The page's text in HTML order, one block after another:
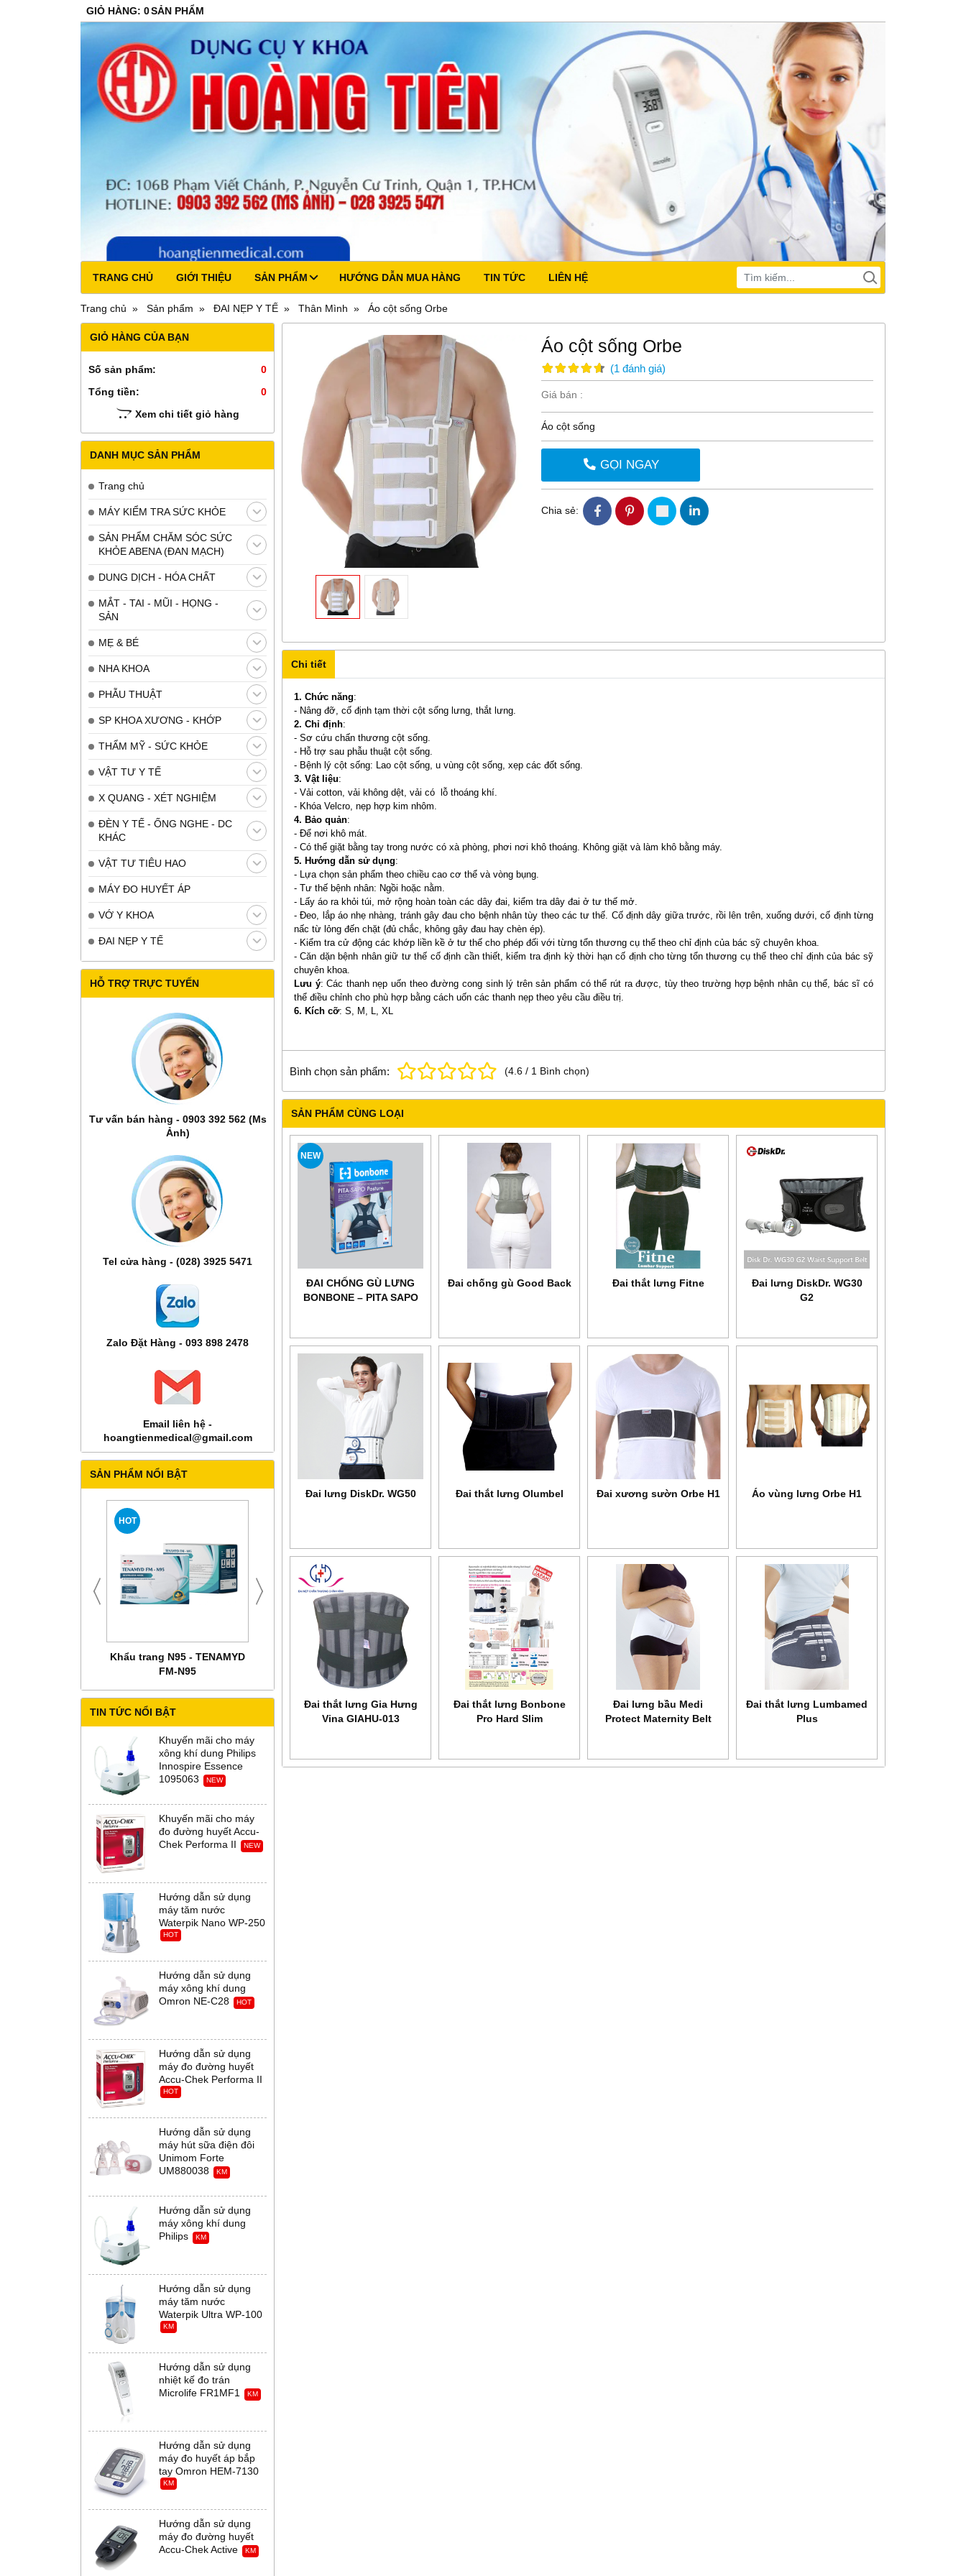
GIỎ HÀNG: 0SẢN PHẨM
TRANG CHỦ GIỚI THIỆU SẢN PHẨM HƯỚNG DẪN MUA HÀNG TIN TỨC LIÊN HỆ
Trang chủ Sản phẩm ĐAI NẸP Y TẾ Thân Mình Áo cột sống Orbe
GIỎ HÀNG CỦA BẠN
Số sản phẩm:
0
Tổng tiền:
0
Xem chi tiết giỏ hàng
DANH MỤC SẢN PHẨM
Trang chủ
MÁY KIỂM TRA SỨC KHỎE
SẢN PHẨM CHĂM SÓC SỨC
KHỎE ABENA (ĐAN MẠCH)
DUNG DỊCH - HÓA CHẤT
MẮT - TAI - MŨI - HỌNG -
SẢN
MẸ & BÉ
NHA KHOA
PHẪU THUẬT
SP KHOA XƯƠNG - KHỚP
THẨM MỸ - SỨC KHỎE
VẬT TƯ Y TẾ
X QUANG - XÉT NGHIỆM
ĐÈN Y TẾ - ỐNG NGHE - DC
KHÁC
VẬT TƯ TIÊU HAO
MÁY ĐO HUYẾT ÁP
VỚ Y KHOA
ĐAI NẸP Y TẾ
HỖ TRỢ TRỰC TUYẾN
Tư vấn bán hàng - 0903 392 562 (Ms
Ảnh)
Tel cửa hàng - (028) 3925 5471
Zalo Đặt Hàng - 093 898 2478
Email liên hệ -
hoangtienmedical@gmail.com
SẢN PHẨM NỔI BẬT
HOT
Khẩu trang N95 - TENAMYD
FM-N95
Bộ trang phục phòng dịch
Thời Thanh Bình
Phun sát khuẩn toàn thân
ASFA
Dụng cụ tập thở BIOHEALTH Máy xông khí dung siêu âm
SANITY AP 2717 PRO
Máy xông khí dung Microlife
TIN TỨC NỔI BẬT
Khuyến mãi cho máy
xông khí dung Philips
Innospire Essence
1095063
NEW
Khuyến mãi cho máy
đo đường huyết Accu-
Chek Performa II
NEW
Hướng dẫn sử dụng
máy tăm nước
Waterpik Nano WP-250
HOT
Hướng dẫn sử dụng
máy xông khí dung
Omron NE-C28
HOT
Hướng dẫn sử dụng
máy đo đường huyết
Accu-Chek Performa II
HOT
Hướng dẫn sử dụng
máy hút sữa điện đôi
Unimom Forte
UM880038
KM
Hướng dẫn sử dụng
máy xông khí dung
Philips
KM
Hướng dẫn sử dụng
máy tăm nước
Waterpik Ultra WP-100
KM
Hướng dẫn sử dụng
nhiệt kế đo trán
Microlife FR1MF1
KM
Hướng dẫn sử dụng
máy đo huyết áp bắp
tay Omron HEM-7130
KM
Hướng dẫn sử dụng
máy đo đường huyết
Accu-Chek Active
KM
Áo cột sống Orbe
(1đánh giá)
Giá bán :
Áo cột sống
GỌI NGAY
Chia sẻ:
Chi tiết
1. Chức năng:
- Nâng đỡ, cố định tạm thời cột sống lưng, thắt lưng.
2. Chỉ định:
- Sơ cứu chấn thương cột sống.
- Hỗ trợ sau phẫu thuật cột sống.
- Bệnh lý cột sống: Lao cột sống, u vùng cột sống, xẹp các đốt sống.
3. Vật liệu:
- Vải cotton, vải không dệt, vải có lỗ thoáng khí.
- Khóa Velcro, nẹp hợp kim nhôm.
4. Bảo quản:
- Để nơi khô mát.
- Có thể giặt bằng tay trong nước có xà phòng, phơi nơi khô thoáng. Không giặt và làm khô bằng máy.
5. Hướng dẫn sử dụng:
- Lựa chọn sản phẩm theo chiều cao cơ thể và vòng bụng.
- Tư thế bệnh nhân: Ngồi hoặc nằm.
- Lấy áo ra khỏi túi, mở rộng hoàn toàn các dây đai, kiểm tra dây đai ở tư thế mở.
- Đeo, lắp áo nhẹ nhàng, tránh gây đau cho bệnh nhân tùy theo các tư thế. Cố định dây giữa trước, rồi lên trên, xuống dưới, cố định từng
nấc từ lỏng đến chặt (đủ chắc, không gây đau hay chèn ép).
- Kiểm tra cử động các khớp liền kề ở tư thế cho phép đối với từng tổn thương cụ thể theo chỉ định của bác sỹ chuyên khoa.
- Căn dặn bệnh nhân giữ tư thế cố định cần thiết, kiểm tra định kỳ thời hạn cố định cho từng tổn thương cụ thể theo chỉ định của bác sỹ
chuyên khoa.
Lưu ý: Các thanh nẹp uốn theo đường cong sinh lý trên sản phẩm có thể rút ra được, tùy theo trường hợp bệnh nhân cụ thể, bác sĩ có
thể điều chỉnh cho phù hợp bằng cách uốn các thanh nẹp theo yêu cầu điều trị.
6. Kích cỡ: S, M, L, XL
Bình chọn sản phẩm: (4.6 / 1 Bình chọn)
SẢN PHẨM CÙNG LOẠI
NEW
ĐAI CHỐNG GÙ LƯNG
BONBONE – PITA SAPO
Đai chống gù Good Back Đai thắt lưng Fitne
Đai lưng DiskDr. WG30
G2
Đai lưng DiskDr. WG50 Đai thắt lưng Olumbel Đai xương sườn Orbe H1 Áo vùng lưng Orbe H1
Đai thắt lưng Gia Hưng
Vina GIAHU-013
Đai thắt lưng Bonbone
Pro Hard Slim
Đai lưng bầu Medi
Protect Maternity Belt
Đai thắt lưng Lumbamed
Plus